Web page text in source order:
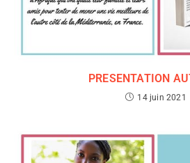
PRESENTATION
14 juin 2021